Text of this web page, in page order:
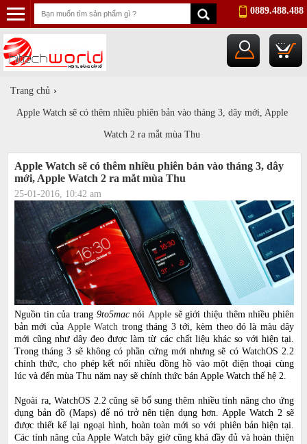
0889.488.488
...
Trang chủ ›
Apple Watch sẽ có thêm nhiều phiên bản vào tháng 3, dây mới, Apple
Watch 2 ra mắt mùa Thu
Apple Watch sẽ có thêm nhiều phiên bản vào tháng 3, dây
mới, Apple Watch 2 ra mắt mùa Thu
25-01-2016, 10:42 am
Nguồn tin của trang 9to5macnóiApple sẽ giới thiệu thêm nhiều phiên
bản mới củaApple Watch trong tháng 3 tới, kèm theo đó là màu dây
mới cũng như dây đeo được làm từ các chất liệu khác so với hiện tại.
Trong tháng 3 sẽ không có phần cứng mới nhưng sẽ có WatchOS 2.2
chính thức, cho phép kết nối nhiều đồng hồ vào một điện thoại cùng
lúc và đến mùa Thu năm nay sẽ chính thức bán Apple Watch thế hệ 2.
Ngoài ra, WatchOS 2.2 cũng sẽ bổ sung thêm nhiều tính năng cho ứng
dụng bản đồ (Maps) để nó trở nên tiện dụng hơn. Apple Watch 2 sẽ
được thiết kế lại ngoại hình, hoàn toàn mới so với phiên bản hiện tại.
Các tính năng của Apple Watch bây giờ cũng khá đầy đủ và hoàn thiện